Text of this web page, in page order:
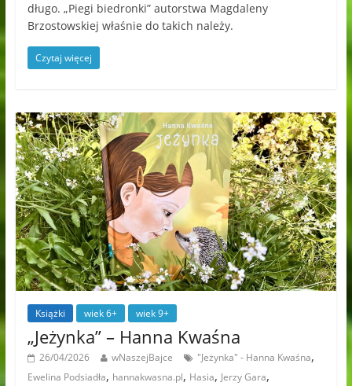
długo. „Piegi biedronki” autorstwa Magdaleny
Brzostowskiej właśnie do takich należy.
Czytaj więcej
Książki wiek 6+ wiek 9+
„Jeżynka” – Hanna Kwaśna
26/04/2026 wNaszejBajce "Jeżynka" - Hanna Kwaśna,
Ewelina Podsiadła, hannakwasna.pl, Hasia, Jerzy Gara,